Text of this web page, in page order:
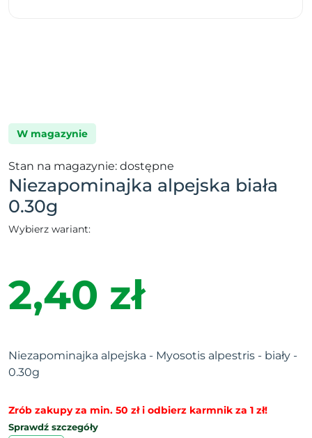
W magazynie
Stan na magazynie: dostępne
Niezapominajka alpejska biała
0.30g
Wybierz wariant:
2,40 zł
Niezapominajka alpejska - Myosotis alpestris - biały -
0.30g
Zrób zakupy za min. 50 zł i odbierz karmnik za 1 zł!
Sprawdź szczegóły